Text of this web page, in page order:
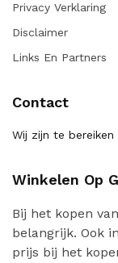
Privacy Verklaring
Disclaimer
Links En Partners
Contact
Wij zijn te
Winkelen Op
Bij het kopen
belangrijk. Ook
prijs bij het